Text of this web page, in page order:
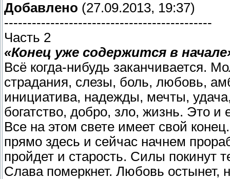
Добавлено (27.09.2013, 19:37)
---------------------------------------------
Часть 2
«Конец уже содержится в
Всё когда-нибудь заканчивается.
страдания, слезы, боль, любовь,
инициатива, надежды, мечты,
богатство, добро, зло, жизнь. Это
Все на этом свете имеет свой
прямо здесь и сейчас начнем
пройдет и старость. Силы покинут
Слава померкнет. Любовь остынет,